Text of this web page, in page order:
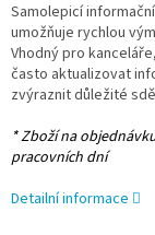
Samolepicí
umožňuje rychlou
Vhodný pro
často aktualizovat
zvýraznit důležité
* Zboží na
pracovních dní
Detailní informace